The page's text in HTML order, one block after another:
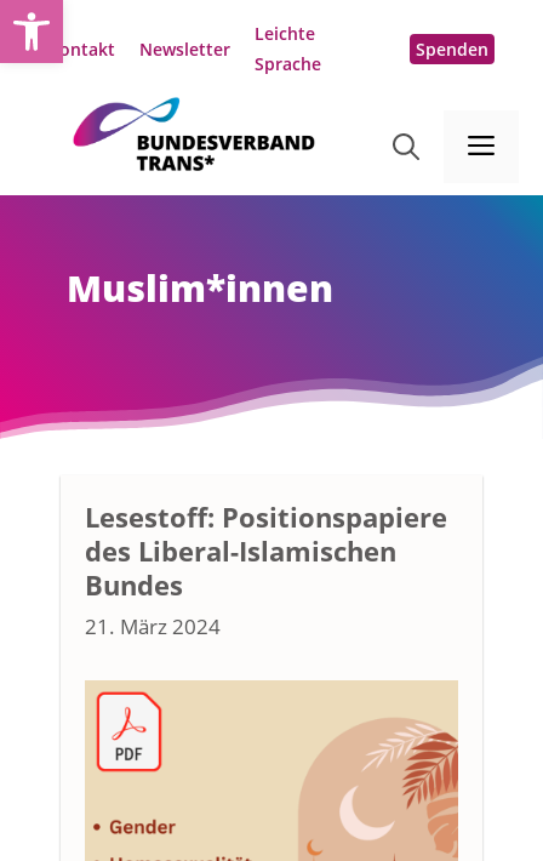
Zum
Inhalt
Kontakt Newsletter
Leichte
Sprache
Spenden
Muslim*innen
Lesestoff: Positionspapiere
des Liberal-Islamischen
Bundes
21. März 2024